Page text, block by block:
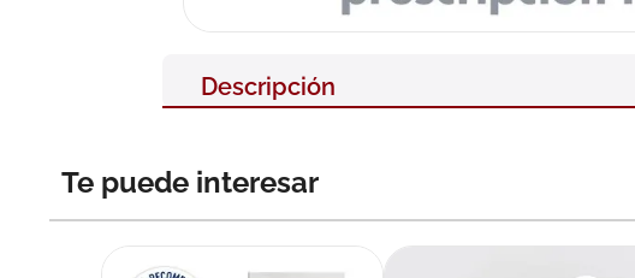
Descripción
Te puede interesar